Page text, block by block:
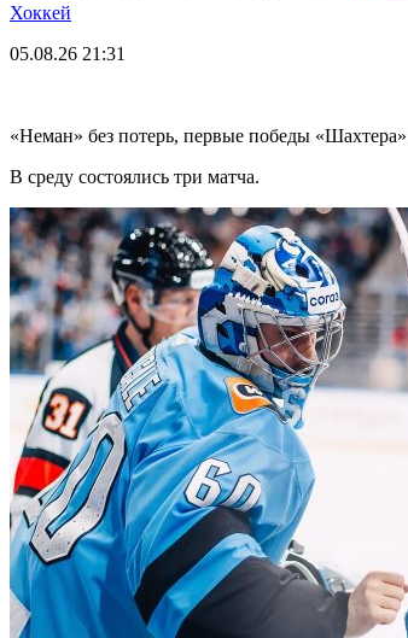
Хоккей
05.08.26 21:31
«Неман» без потерь, первые победы
В среду состоялись три матча.